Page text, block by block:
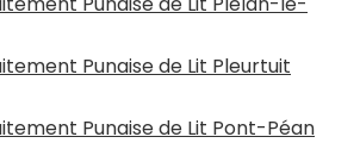
Punaise de Lit Pleurtuit
Punaise de Lit Pont-Péan